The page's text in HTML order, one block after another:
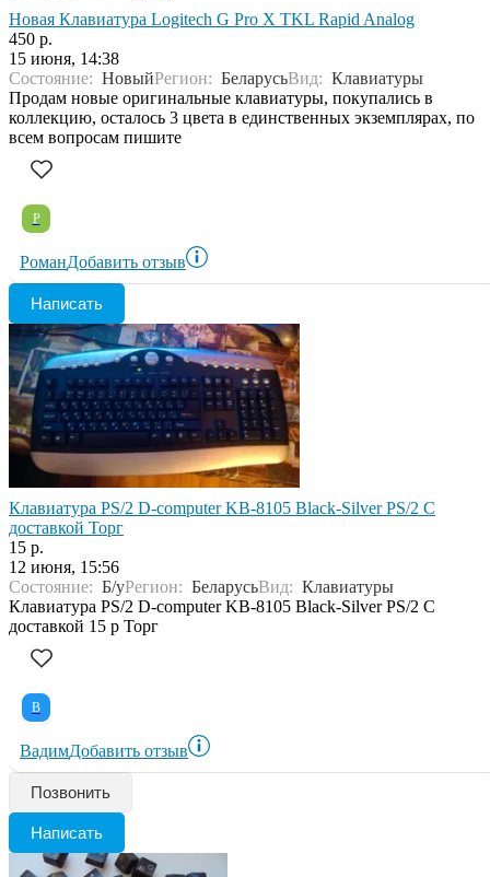
Новая Клавиатура Logitech G Pro X TKL Rapid Analog
450 р.
15 июня, 14:38
Состояние: НовыйРегион: БеларусьВид: Клавиатуры
Продам новые оригинальные клавиатуры, покупались в
коллекцию, осталось 3 цвета в единственных экземплярах, по
всем вопросам пишите
Р
РоманДобавить отзыв
Написать
Клавиатура PS/2 D-computer KB-8105 Black-Silver PS/2 С
доставкой Торг
15 р.
12 июня, 15:56
Состояние: Б/уРегион: БеларусьВид: Клавиатуры
Клавиатура PS/2 D-computer KB-8105 Black-Silver PS/2 С
доставкой 15 р Торг
В
ВадимДобавить отзыв
Позвонить
Написать